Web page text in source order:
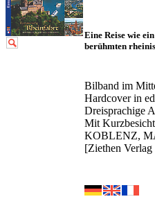
Eine Reise wie
berühmten
Bilband im
Hardcover in
Dreisprachige
Mit
KOBLENZ,
[Ziethen